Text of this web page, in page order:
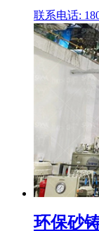
联系电话:
环保砂